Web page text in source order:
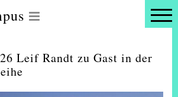
Leif Randt zu Gast in der